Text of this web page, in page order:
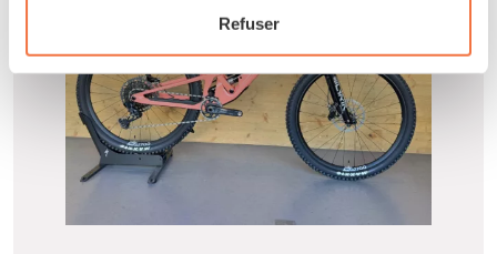
Refuser